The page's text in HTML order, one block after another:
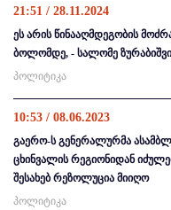
21:51 / 28.11.2024
ეს არის წინააღმდეგობის
ბოლომდე, - სალომე
პოლიტიკა
10:53 / 08.06.2023
გაერო-ს გენერალურმა
ცხინვალის რეგიონიდან
შესახებ რეზოლუცია მიიღო
პოლიტიკა